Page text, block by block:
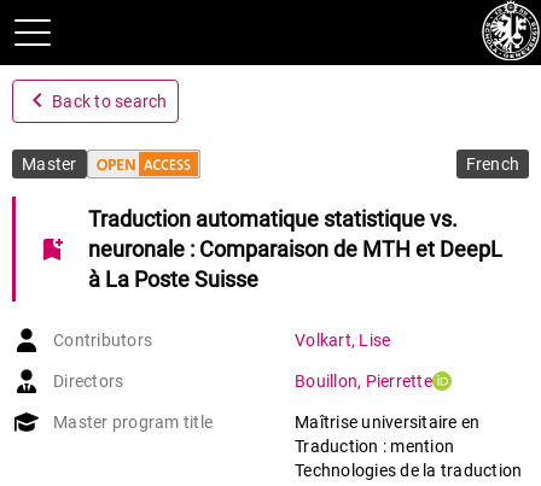
navigate_before Back to search
Master French
bookmark_add
Traduction automatique statistique vs.
neuronale : Comparaison de MTH et DeepL
à La Poste Suisse
Contributors Volkart, Lise
Directors Bouillon, Pierrette
Master program title
Maîtrise universitaire en
Traduction : mention
Technologies de la traduction